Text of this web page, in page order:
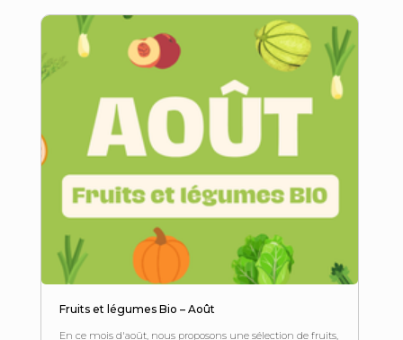
Fruits et légumes Bio – Août
En ce mois d'août, nous proposons une sélection de fruits,